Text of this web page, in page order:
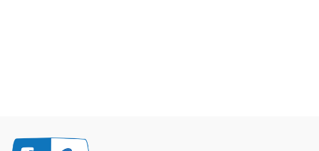
Gaming